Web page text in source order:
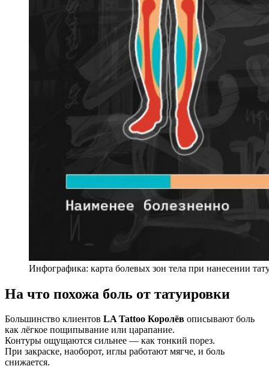
Инфографика: карта болевых зон тела при нанесении
На что похожа боль от татуировки
Большинство клиентов LA Tattoo Королёв описывают боль
как лёгкое пощипывание или царапание.
Контуры ощущаются сильнее — как тонкий порез.
При закраске, наоборот, иглы работают мягче, и боль
снижается.